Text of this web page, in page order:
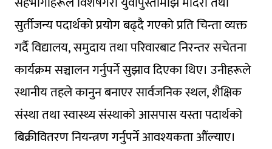
सुर्तीजन्य पदार्थको प्रयोग बढ्दै गएको प्रति चिन्ता व्यक्त
गर्दै विद्यालय, समुदाय तथा परिवारबाट निरन्तर सचेतना
कार्यक्रम सञ्चालन गर्नुपर्ने सुझाव दिएका थिए। उनीहरूले
स्थानीय तहले कानुन बनाएर सार्वजनिक स्थल, शैक्षिक
संस्था तथा स्वास्थ्य संस्थाको आसपास यस्ता पदार्थको
बिक्रीवितरण नियन्त्रण गर्नुपर्ने आवश्यकता औंल्याए।